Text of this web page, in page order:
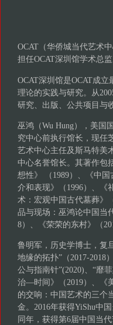
OCAT（华侨城当代艺术
担任OCAT深圳馆学术总监
OCAT深圳馆是OCAT成
理论的实践与研究。从
研究、出版、公共项目与
巫鸿（Wu Hung），美国
究中心前执行馆长，现任
艺术中心主任及斯马特美
中心名誉馆长。其著作包
想性》 （1989）、《中
介和表现》（1996）、《
术：宏观中国古代墓葬》
品与现场：巫鸿论中国当
8）、《荣荣的东村》（
鲁明军，历史学博士，复
地缘的拓扑”（2017-2018
公与指南针”(2020)、“靡
治—时间》（2019）、《
的交响：中国艺术的三个
金。2016年获得YiShu中
同年，获得第6届中国当